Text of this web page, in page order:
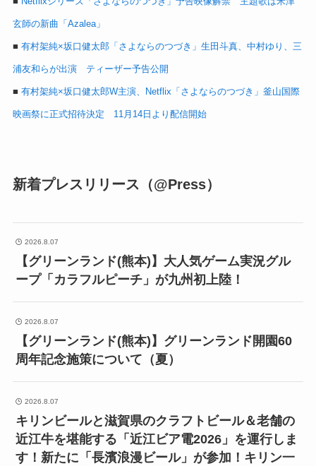
玄師の新曲「Azalea」
■ 有村架純×坂口健太郎「さよならのつづき」生田斗真、中村ゆり、三
浦友和らが出演 ティーザー予告公開
■ 有村架純×坂口健太郎W主演、Netflix「さよならのつづき」釜山国際
映画祭に正式招待決定 11月14日より配信開始
新着プレスリリース（@Press）
2026.8.07
【グリーンランド(熊本)】大人気ゲーム実況グル
ープ「カラフルピーチ」が九州初上陸！
2026.8.07
【グリーンランド(熊本)】グリーンランド開園60
周年記念施策について（夏）
2026.8.07
キリンビールと滋賀県のクラフトビール＆老舗の
近江牛を堪能する「近江ビア電2026」を運行しま
す！新たに「長濱浪漫ビール」が参加！キリン一